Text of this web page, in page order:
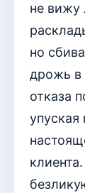
не вижу
но
дрожь в
отказа
упуская